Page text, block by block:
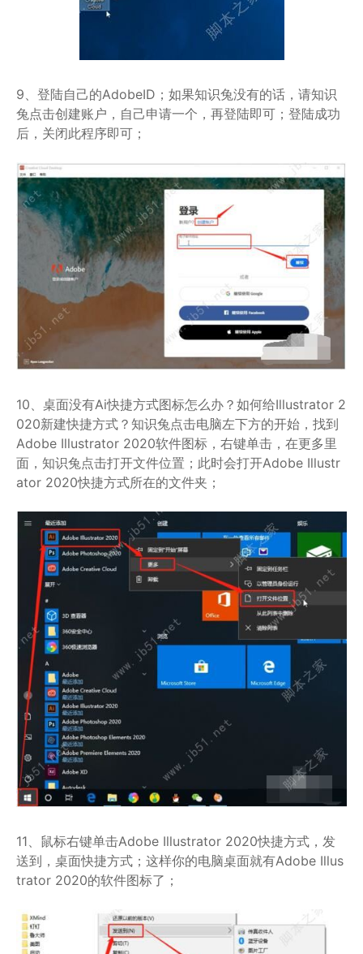
9、登陆自己的AdobeID；如果知识兔没有的话，请知识
兔点击创建账户，自己申请一个，再登陆即可；登陆成功
后，关闭此程序即可；
10、桌面没有Ai快捷方式图标怎么办？如何给Illustrator 2
020新建快捷方式？知识兔点击电脑左下方的开始，找到
Adobe Illustrator 2020软件图标，右键单击，在更多里
面，知识兔点击打开文件位置；此时会打开Adobe Illustr
ator 2020快捷方式所在的文件夹；
11、鼠标右键单击Adobe Illustrator 2020快捷方式，发
送到，桌面快捷方式；这样你的电脑桌面就有Adobe Illus
trator 2020的软件图标了；